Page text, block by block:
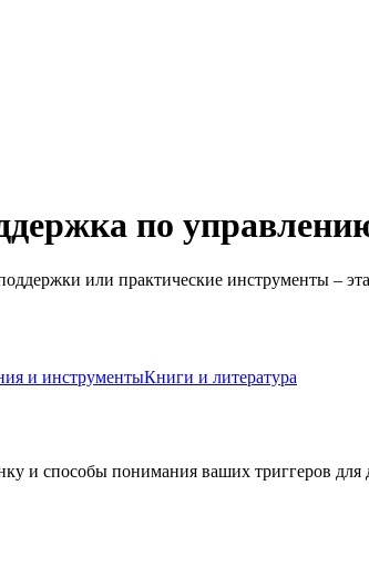
по
или практические инструменты –
и инструментыКниги и литература
и способы понимания ваших триггеров